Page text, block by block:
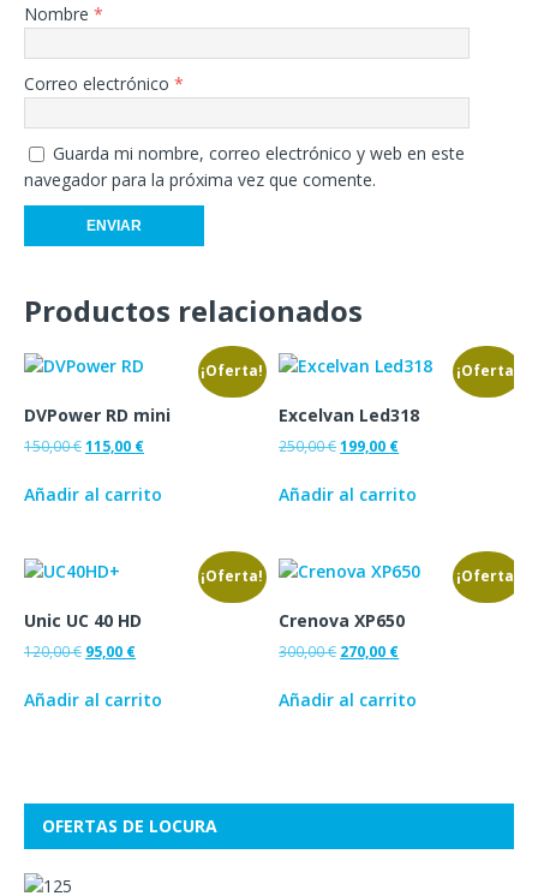
Nombre *
Correo electrónico *
Guarda mi nombre, correo electrónico y web en este
navegador para la próxima vez que comente.
Productos relacionados
¡Oferta!
DVPower RD mini
150,00€115,00 €
Añadir al carrito
¡Oferta!
Excelvan Led318
250,00€199,00 €
Añadir al carrito
¡Oferta!
Unic UC 40 HD
120,00€ 95,00 €
Añadir al carrito
¡Oferta!
Crenova XP650
300,00€ 270,00 €
Añadir al carrito
OFERTAS DE LOCURA